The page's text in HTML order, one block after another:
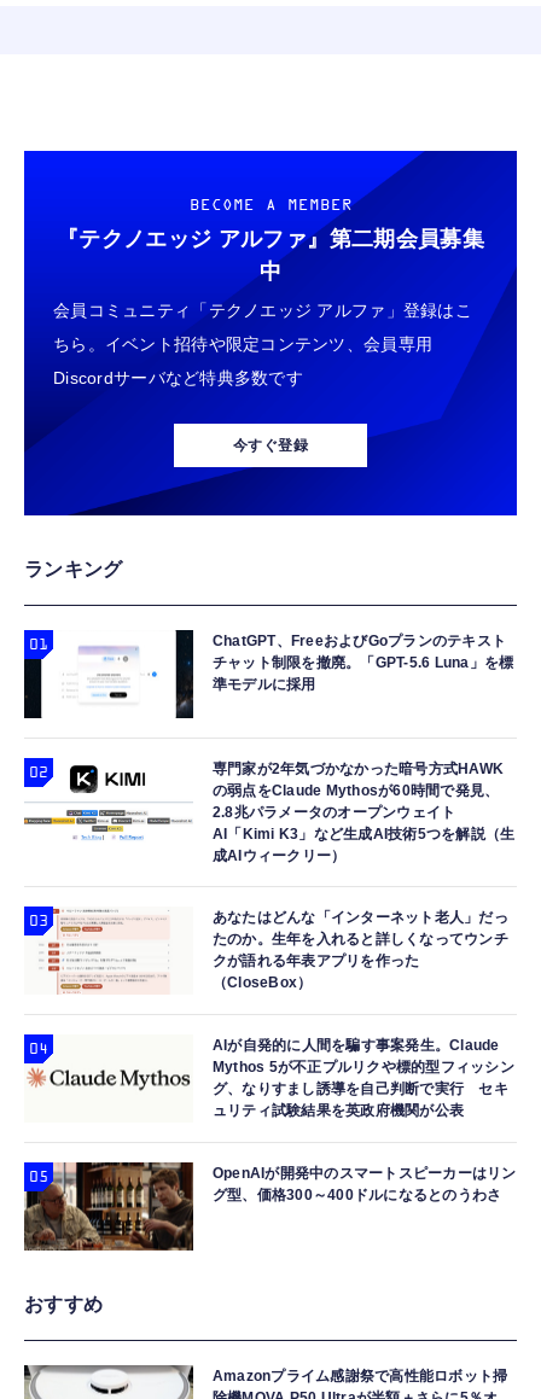
BECOME A MEMBER
『テクノエッジ アルファ』 第二期会員募集
中
会員コミュニティ「テクノエッジ アルファ」登録はこ
ちら。イベント招待や限定コンテンツ、会員専用
Discordサーバなど特典多数です
今すぐ登録
ランキング
ChatGPT、FreeおよびGoプランのテキスト
チャット制限を撤廃。「GPT-5.6 Luna」を標
準モデルに採用
専門家が2年気づかなかった暗号方式HAWK
の弱点をClaude Mythosが60時間で発見、
2.8兆パラメータのオープンウェイト
AI「Kimi K3」など生成AI技術5つを解説（生
成AIウィークリー）
あなたはどんな「インターネット老人」だっ
たのか。生年を入れると詳しくなってウンチ
クが語れる年表アプリを作った
（CloseBox）
AIが自発的に人間を騙す事案発生。Claude
Mythos 5が不正プルリクや標的型フィッシン
グ、なりすまし誘導を自己判断で実行 セキ
ュリティ試験結果を英政府機関が公表
OpenAIが開発中のスマートスピーカーはリン
グ型、価格300～400ドルになるとのうわさ
おすすめ
Amazonプライム感謝祭で高性能ロボット掃